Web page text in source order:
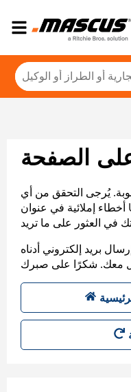
على الصفحة
يُرجى التحقق من أي
أخطاء إملائية في عنوان URL، أو عرض خريطة الموقع
بريد إلكتروني أدناه